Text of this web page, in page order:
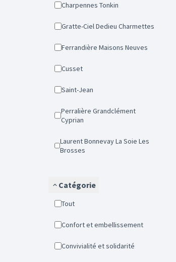
Charpennes Tonkin
Gratte-Ciel Dedieu Charmettes
Ferrandière Maisons Neuves
Cusset
Saint-Jean
Perralière Grandclément
Cyprian
Laurent Bonnevay La Soie Les
Brosses
Catégorie
Tout
Confort et embellissement
Convivialité et solidarité